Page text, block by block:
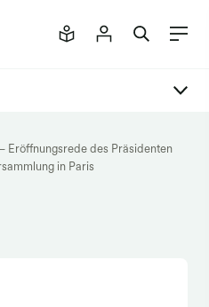
Eröffnungsrede des Präsidenten
in Paris